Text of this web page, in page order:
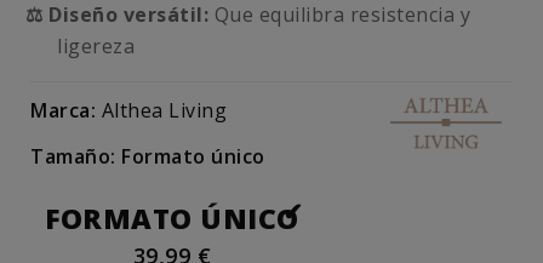
⚖️ Diseño versátil: Que equilibra resistencia y
ligereza
Marca: Althea Living
Tamaño: Formato único
FORMATO ÚNICO
39,99 €